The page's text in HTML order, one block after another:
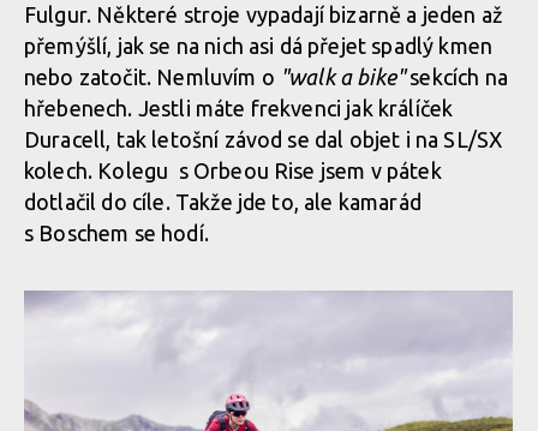
Fulgur. Některé stroje vypadají bizarně a jeden až
přemýšlí, jak se na nich asi dá přejet spadlý kmen
nebo zatočit. Nemluvím o "walk a bike"sekcích na
hřebenech. Jestli máte frekvenci jak králíček
Duracell, tak letošní závod se dal objet i na SL/SX
kolech. Kolegu s Orbeou Rise jsem v pátek
dotlačil do cíle. Takže jde to, ale kamarád
s Boschem se hodí.